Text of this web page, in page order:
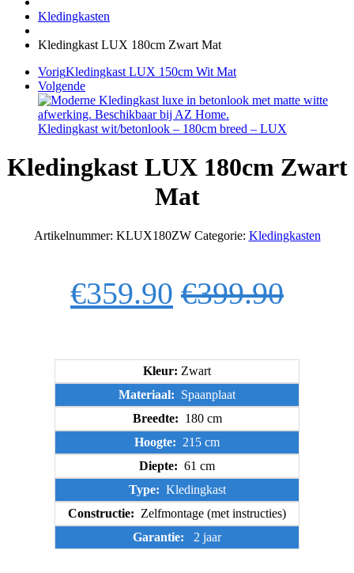
Kledingkasten
Kledingkast LUX 180cm Zwart Mat
VorigKledingkast LUX 150cm Wit Mat
Volgende
Kledingkast wit/betonlook – 180cm breed – LUX
Kledingkast LUX 180cm Zwart
Mat
Artikelnummer: KLUX180ZW Categorie: Kledingkasten
€359.90 €399.90
Kleur: Zwart
Materiaal: Spaanplaat
Breedte: 180 cm
Hoogte: 215 cm
Diepte: 61 cm
Type: Kledingkast
Constructie: Zelfmontage (met instructies)
Garantie: 2 jaar